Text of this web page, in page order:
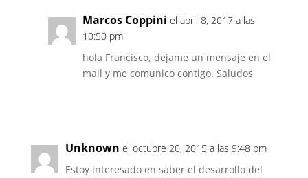
Marcos Coppini el abril 8, 2017 a las
10:50 pm
hola Francisco, dejame un mensaje en el
mail y me comunico contigo. Saludos
Unknown el octubre 20, 2015 a las 9:48 pm
Estoy interesado en saber el desarrollo del